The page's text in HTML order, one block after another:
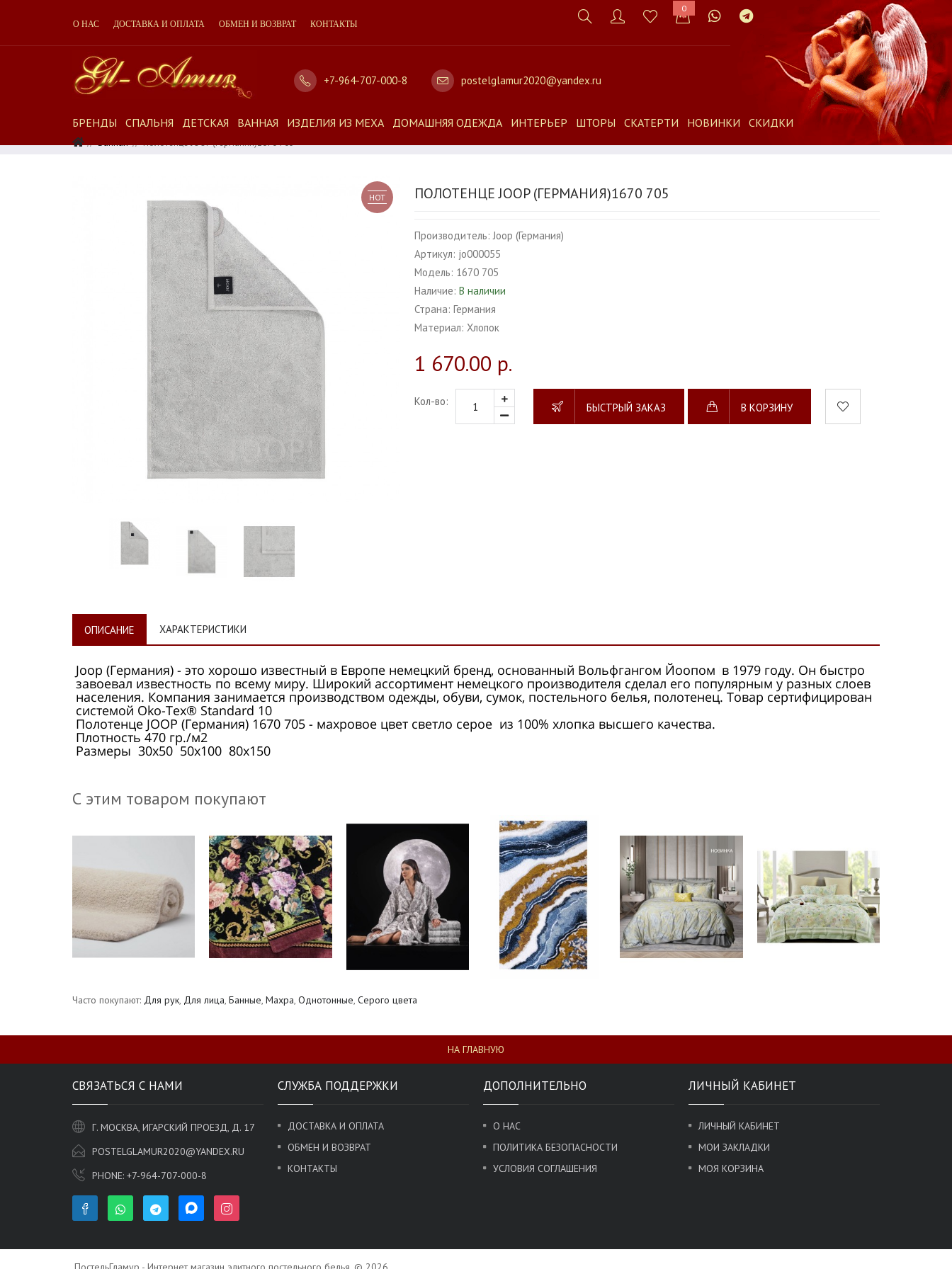
0
О НАС ДОСТАВКА И ОПЛАТА ОБМЕН И ВОЗВРАТ КОНТАКТЫ
+7-964-707-000-8 postelglamur2020@yandex.ru
БРЕНДЫ СПАЛЬНЯ ДЕТСКАЯ ВАННАЯ ИЗДЕЛИЯ ИЗ МЕХА ДОМАШНЯЯ ОДЕЖДА ИНТЕРЬЕР ШТОРЫ СКАТЕРТИ НОВИНКИ СКИДКИ
Ванная Полотенце JOOP (Германия)1670 705
HOT ПОЛОТЕНЦЕ JOOP (ГЕРМАНИЯ)1670 705
Производитель: Joop (Германия)
Артикул: jo000055
Модель: 1670 705
Наличие: В наличии
Страна: Германия
Материал: Хлопок
1 670.00 р.
Кол-во: БЫСТРЫЙ ЗАКАЗ В КОРЗИНУ
ОПИСАНИЕ ХАРАКТЕРИСТИКИ
Joop (Германия) - это хорошо известный в Европе немецкий бренд, основанный Вольфгангом Йоопом в 1979 году. Он быстро
завоевал известность по всему миру. Широкий ассортимент немецкого производителя сделал его популярным у разных слоев
населения. Компания занимается производством одежды, обуви, сумок, постельного белья, полотенец. Товар сертифицирован
системой Oko-Tex® Standard 10
Полотенце JOOP (Германия) 1670 705 - махровое цвет светло серое из 100% хлопка высшего качества.
Плотность 470 гр./м2
Размеры 30х50 50х100 80х150
С этим товаром покупают
Часто покупают: Для рук, Для лица, Банные, Махра, Однотонные, Серого цвета
НА ГЛАВНУЮ
СВЯЗАТЬСЯ С НАМИ
Г. МОСКВА, ИГАРСКИЙ ПРОЕЗД, Д. 17
POSTELGLAMUR2020@YANDEX.RU
PHONE: +7-964-707-000-8
СЛУЖБА ПОДДЕРЖКИ
ДОСТАВКА И ОПЛАТА
ОБМЕН И ВОЗВРАТ
КОНТАКТЫ
ДОПОЛНИТЕЛЬНО
О НАС
ПОЛИТИКА БЕЗОПАСНОСТИ
УСЛОВИЯ СОГЛАШЕНИЯ
ЛИЧНЫЙ КАБИНЕТ
ЛИЧНЫЙ КАБИНЕТ
МОИ ЗАКЛАДКИ
МОЯ КОРЗИНА